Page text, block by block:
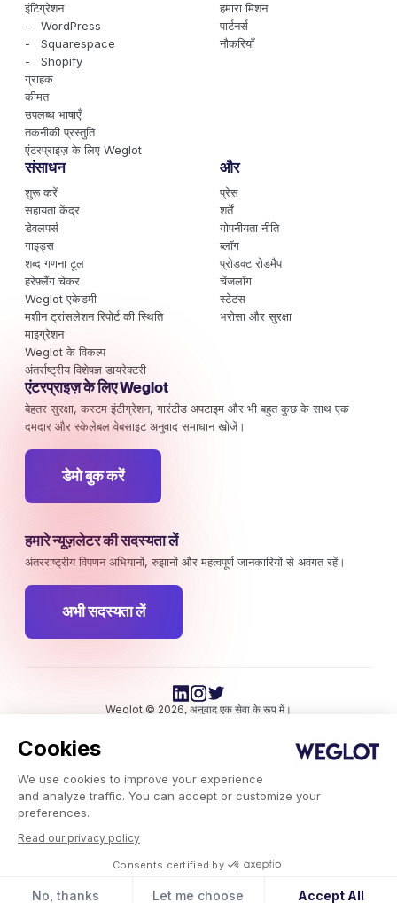
Cookies
We use cookies to improve your experience
and analyze traffic. You can accept or customize your
preferences.
Read our privacy policy
Consents certified by
No, thanks Let me choose Accept All
इंटिग्रेशन
- WordPress
- Squarespace
- Shopify
ग्राहक
कीमत
उपलब्ध भाषाएँ
तकनीकी प्रस्तुति
एंटरप्राइज़ के लिए Weglot
हमारा मिशन
पार्टनर्स
नौकरियाँ
संसाधन
शुरू करें
सहायता केंद्र
डेवलपर्स
गाइड्स
शब्द गणना टूल
हरेफ़्लैंग चेकर
Weglot एकेडमी
मशीन ट्रांसलेशन रिपोर्ट की स्थिति
माइग्रेशन
Weglot के विकल्प
अंतर्राष्ट्रीय विशेषज्ञ डायरेक्टरी
और
प्रेस
शर्तें
गोपनीयता नीति
ब्लॉग
प्रोडक्ट रोडमैप
चेंजलॉग
स्टेटस
भरोसा और सुरक्षा
एंटरप्राइज़ के लिए Weglot
बेहतर सुरक्षा, कस्टम इंटीग्रेशन, गारंटीड अपटाइम और भी बहुत कुछ के साथ एक
दमदार और स्केलेबल वेबसाइट अनुवाद समाधान खोजें।
डेमो बुक करें
हमारे न्यूज़लेटर की सदस्यता लें
अंतरराष्ट्रीय विपणन अभियानों, रुझानों और महत्वपूर्ण जानकारियों से अवगत रहें।
अभी सदस्यता लें
Weglot © 2026, अनुवाद एक सेवा के रूप में।
ब्लॉग
अंतर्राष्ट्रीय SEO के लिए 5 लिंक बिल्डिंग टिप्स